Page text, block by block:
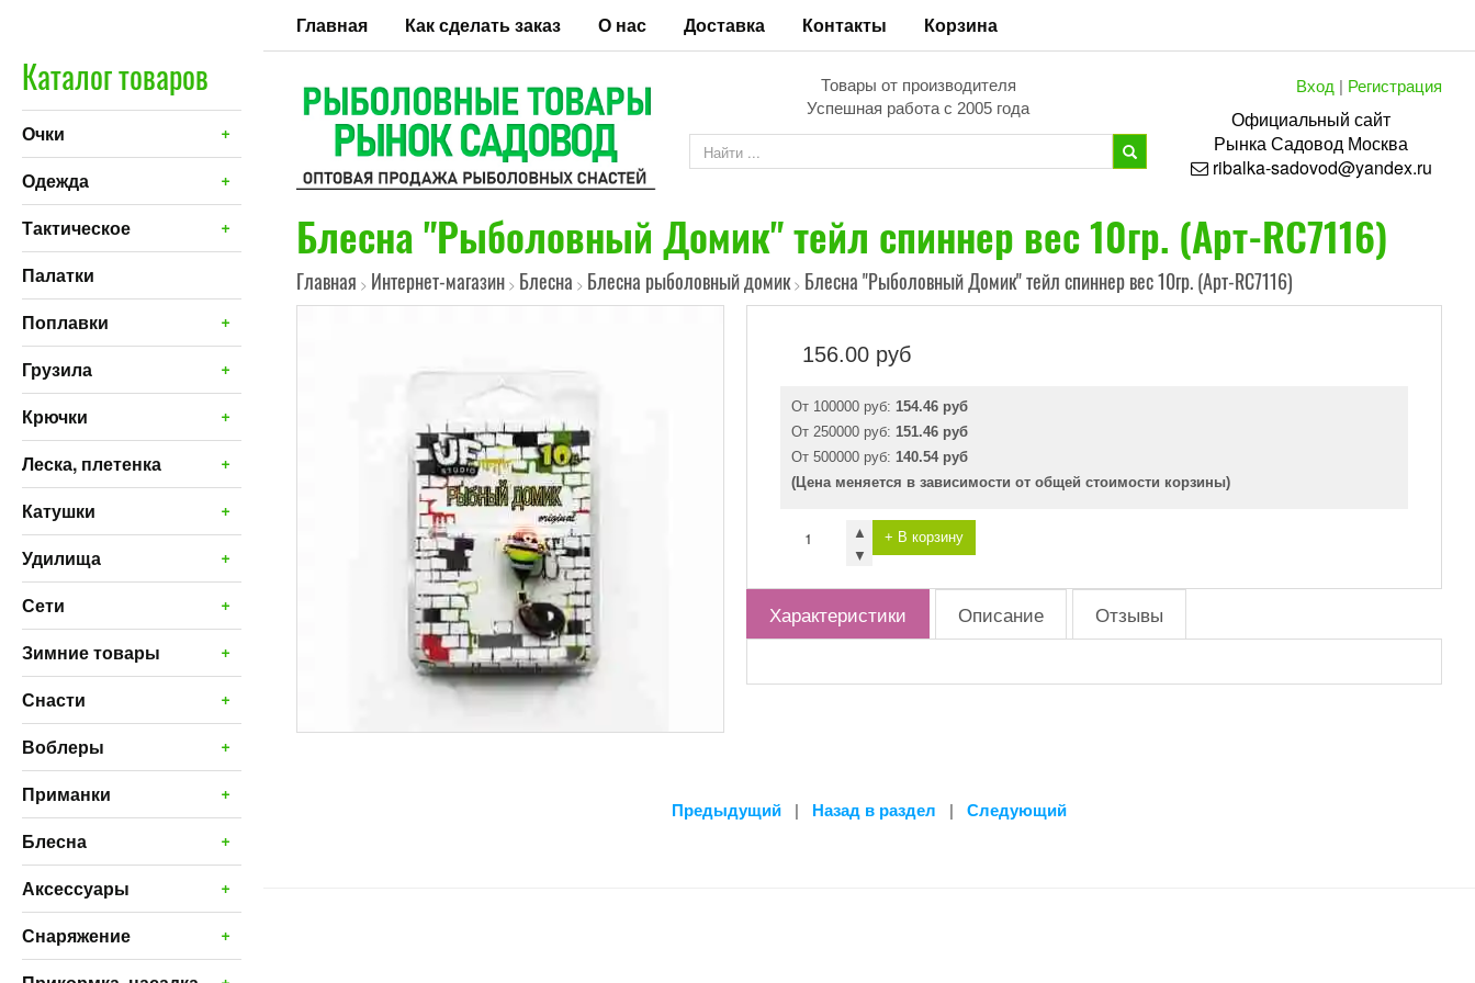
Главная Как сделать заказ О нас Доставка Контакты Корзина
Товары от производителя
Успешная работа с 2005 года
Вход | Регистрация
Официальный сайт
РынкаСадовод Москва
ribalka-sadovod@yandex.ru
Каталог товаров
+
Очки
+
Одежда
+
Тактическое
Палатки
+
Поплавки
+
Грузила
+
Крючки
+
Леска, плетенка
+
Катушки
+
Удилища
+
Сети
+
Зимние товары
+
Снасти
+
Воблеры
+
Приманки
+
Блесна
+
Аксессуары
+
Снаряжение
Блесна "Рыболовный Домик" тейл спиннер вес 10гр. (Арт-RС7116)
Главная > Интернет-магазин > Блесна > Блесна рыболовный домик> Блесна "Рыболовный Домик" тейл спиннер вес 10гр. (Арт-RС7116)
156.00 руб
От 100000 руб: 154.46 руб
От 250000 руб: 151.46 руб
От 500000 руб: 140.54 руб
(Цена меняется в зависимости от общей стоимости корзины)
▲
▼
+ В корзину
Характеристики Описание Отзывы
Предыдущий | Назад в раздел | Следующий